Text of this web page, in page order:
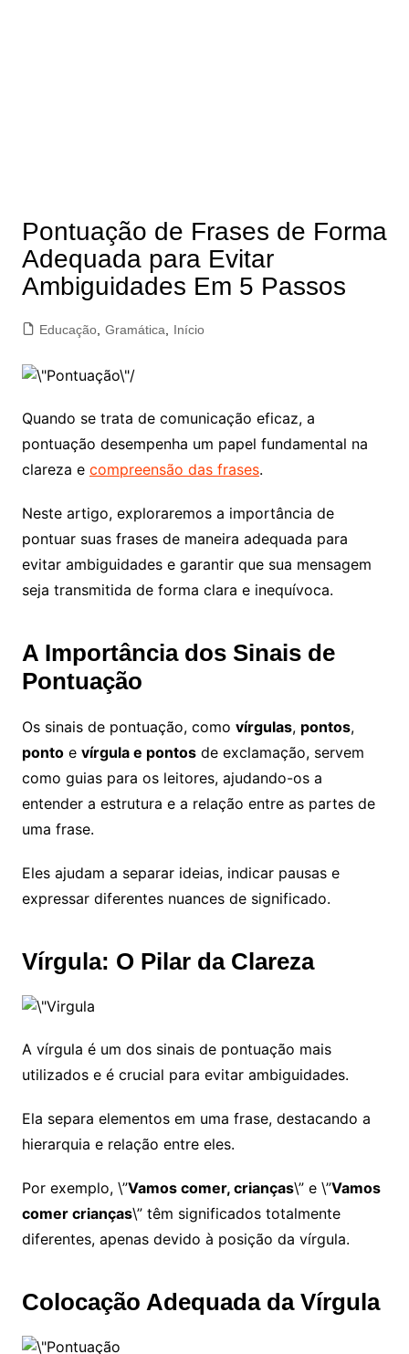
Pontuação de Frases de Forma
Adequada para Evitar
Ambiguidades Em 5 Passos
Educação, Gramática Início
Quando se trata de comunicação eficaz, a
pontuação desempenha um papel fundamental na
clareza e compreensão das frases.
Neste artigo, exploraremos a importância de
pontuar suas frases de maneira adequada para
evitar ambiguidades e garantir que sua mensagem
seja transmitida de forma clara e inequívoca.
A Importância dos Sinais de
Pontuação
Os sinais de pontuação, como vírgulas, pontos,
pontoe vírgula e pontosde exclamação, servem
como guias para os leitores, ajudando-os a
entender a estrutura e a relação entre as partes de
uma frase.
Eles ajudam a separar ideias, indicar pausas e
expressar diferentes nuances de significado.
Vírgula: O Pilar da Clareza
A vírgula é um dos sinais de pontuação mais
utilizados e é crucial para evitar ambiguidades.
Ela separa elementos em uma frase, destacando a
hierarquia e relação entre eles.
Por exemplo, \”Vamos comer, crianças\” e \”Vamos
comer crianças\” têm significados totalmente
diferentes, apenas devido à posição da vírgula.
Colocação Adequada da Vírgula